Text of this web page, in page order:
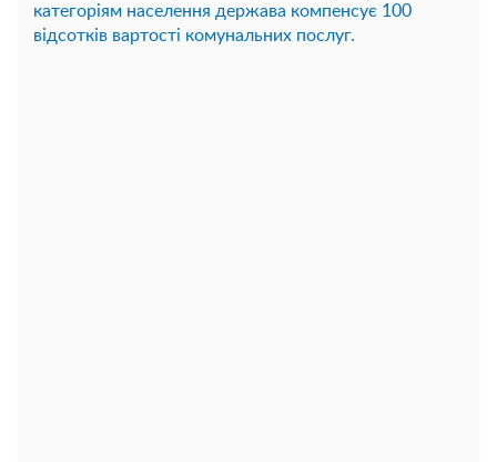
категоріям населення держава компенсує 100
відсотків вартості комунальних послуг.